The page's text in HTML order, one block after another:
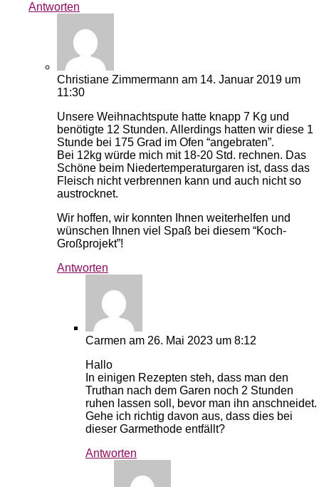
Antworten
Christiane Zimmermann am 14. Januar 2019 um
11:30
Unsere Weihnachtspute hatte knapp 7 Kg und
benötigte 12 Stunden. Allerdings hatten wir diese 1
Stunde bei 175 Grad im Ofen “angebraten”.
Bei 12kg würde mich mit 18-20 Std. rechnen. Das
Schöne beim Niedertemperaturgaren ist, dass das
Fleisch nicht verbrennen kann und auch nicht so
austrocknet.
Wir hoffen, wir konnten Ihnen weiterhelfen und
wünschen Ihnen viel Spaß bei diesem “Koch-
Großprojekt”!
Antworten
Carmen am 26. Mai 2023 um 8:12
Hallo
In einigen Rezepten steh, dass man den
Truthan nach dem Garen noch 2 Stunden
ruhen lassen soll, bevor man ihn anschneidet.
Gehe ich richtig davon aus, dass dies bei
dieser Garmethode entfällt?
Antworten